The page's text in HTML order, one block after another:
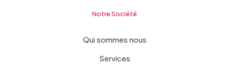
Notre Société
Qui sommes nous
Services